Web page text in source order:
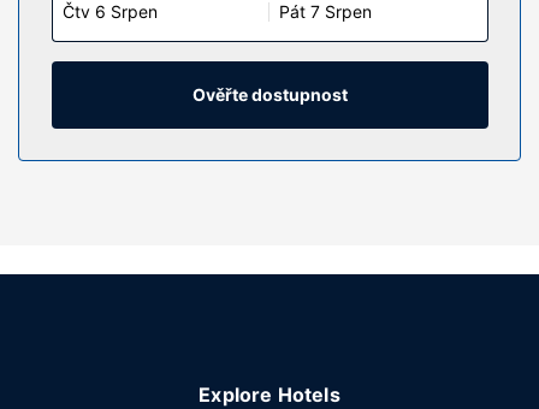
vám zajistí spojení se světem a televize, která nabízí
kabelové kanály, dobrou zábavu. Soukromé koupelny
nabízí vybavení, jehož součástí jsou vana se sprchou,
toaletní potřeby zdarma a vysoušeč vlasů. Další užitečné
vybavení a služby: psací stůl, oddělený sedací kout a
vybavení jsou také prostory pro piknik, plynové grily a
Čtv 6 Srpen Pát 7 Srpen
Ověřte dostupnost
Explore Hotels